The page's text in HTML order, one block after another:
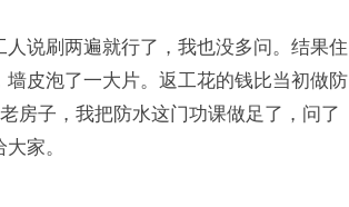
说刷两遍就行了，我也没多问。结果住
皮泡了一大片。返工花的钱比当初做防
房子，我把防水这门功课做足了，问了
家。